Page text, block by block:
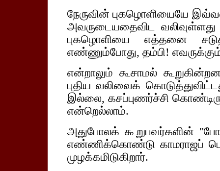
நேருவின் புகழொளியையே
அவருடையதைவிட
புகழொளியை எத்தனை
எண்ணும்போது, தம்பி!
என்றாலும் கூசாமல்
புதிய வலிவைக்
இல்லை, கசப்புணர்ச்சி
என்றெல்லாம்.
அதுபோலக் கூறுபவர்களின்
எண்ணிக்கொண்டு காமராஜப்
முழக்கமிடுகிறார்.